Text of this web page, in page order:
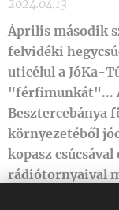
2024.04.13
Április második
felvidéki
uticélul a JóKa-
"férfimunkát"...
Besztercebánya
környezetéből
kopasz csúcsával
rádiótornyaival